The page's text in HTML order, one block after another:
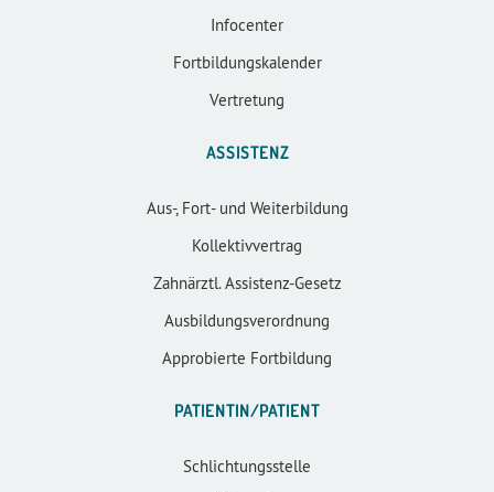
Infocenter
Fortbildungskalender
Vertretung
ASSISTENZ
Aus-, Fort- und Weiterbildung
Kollektivvertrag
Zahnärztl. Assistenz-Gesetz
Ausbildungsverordnung
Approbierte Fortbildung
PATIENTIN/PATIENT
Schlichtungsstelle